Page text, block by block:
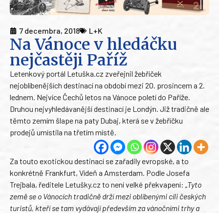
7 decembra, 2018 L+K
Na Vánoce v hledáčku
nejčastěji Paříž
Letenkový portál Letuška.cz zveřejnil žebříček
nejoblíbenějších destinací na období mezi 20. prosincem a 2.
lednem. Nejvíce Čechů letos na Vánoce poletí do Paříže.
Druhou nejvyhledávanější destinací je Londýn. Již tradičně ale
těmto zemím šlape na paty Dubaj, která se v žebříčku
prodejů umístila na třetím místě.
Za touto exotickou destinací se zařadily evropské, a to
konkrétně Frankfurt, Vídeň a Amsterdam. Podle Josefa
Trejbala, ředitele Letušky.cz to není velké překvapení: „Tyto
země se o Vánocích tradičně drží mezi oblíbenými cíli českých
turistů, kteří se tam vydávají především za vánočními trhy a